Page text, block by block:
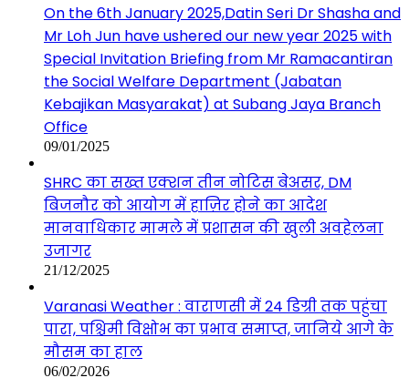
On the 6th January 2025,Datin Seri Dr Shasha and
Mr Loh Jun have ushered our new year 2025 with
Special Invitation Briefing from Mr Ramacantiran
the Social Welfare Department (Jabatan
Kebajikan Masyarakat) at Subang Jaya Branch
Office
09/01/2025
SHRC का सख्त एक्शन तीन नोटिस बेअसर, DM
बिजनौर को आयोग में हाज़िर होने का आदेश
मानवाधिकार मामले में प्रशासन की खुली अवहेलना
उजागर
21/12/2025
Varanasi Weather : वाराणसी में 24 डिग्री तक पहुंचा
पारा, पश्चिमी विक्षोभ का प्रभाव समाप्त, जानिये आगे के
मौसम का हाल
06/02/2026